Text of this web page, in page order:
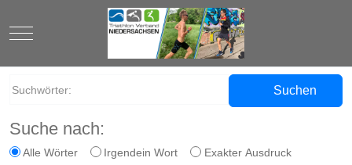
Mobile Menu Toggle
Suchen
Suche nach:
Alle Wörter Irgendein Wort
Exakter Ausdruck